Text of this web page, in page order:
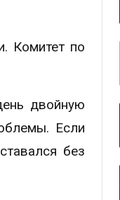
Комитет по
двойную
Если
без